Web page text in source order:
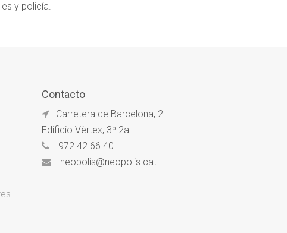
y policía.
Contacto
Carretera de Barcelona, 2.
Edificio Vèrtex, 3º 2a
972 42 66 40
neopolis@neopolis.cat